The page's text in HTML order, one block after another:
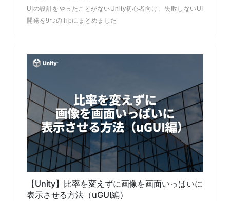
UIの設計をやったことがないUnity初心者向け。失敗しないUI
開発を9つのTipにまとめました
【Unity】比率を変えずに画像を画面いっぱいに
表示させる方法（uGUI編）